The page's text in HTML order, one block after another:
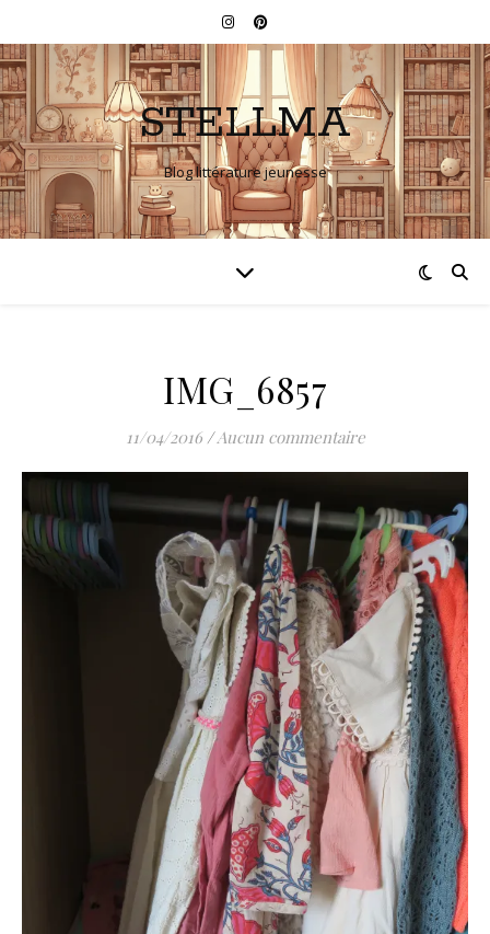
STELLMA
Blog littérature jeunesse
IMG_6857
11/04/2016 /Aucun commentaire